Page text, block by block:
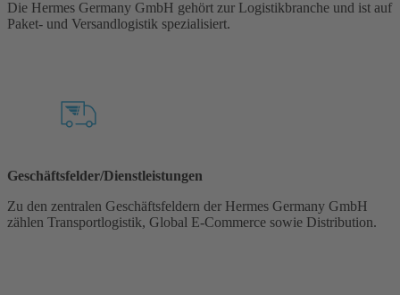
Die Hermes Germany GmbH gehört zur Logistikbranche und ist auf
Paket- und Versandlogistik spezialisiert.
Geschäftsfelder/Dienstleistungen
Zu den zentralen Geschäftsfeldern der Hermes Germany GmbH
zählen Transportlogistik, Global E-Commerce sowie Distribution.